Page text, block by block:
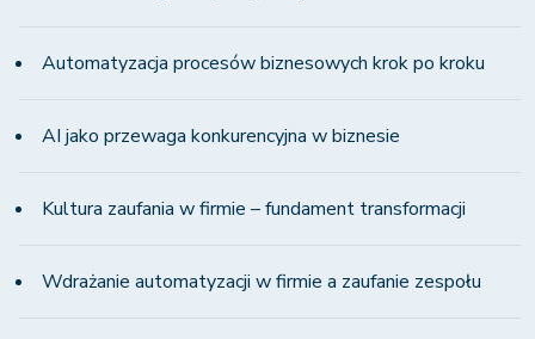
Automatyzacja procesów biznesowych krok po kroku
AI jako przewaga konkurencyjna w biznesie
Kultura zaufania w firmie – fundament transformacji
Wdrażanie automatyzacji w firmie a zaufanie zespołu